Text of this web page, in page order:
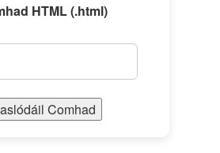
HTML (.html)
Comhad